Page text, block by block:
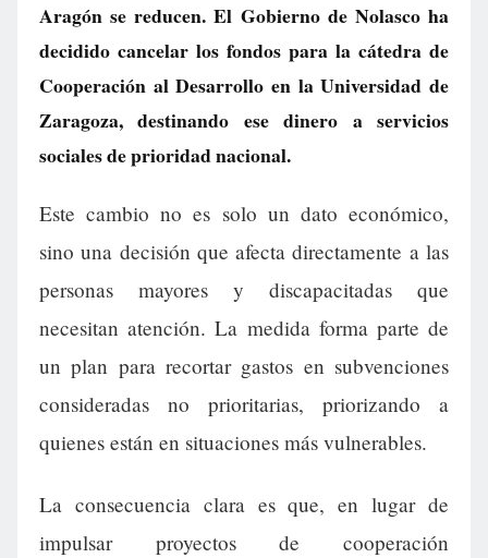
Aragón se reducen. El Gobierno de Nolasco ha
decidido cancelar los fondos para la cátedra de
Cooperación al Desarrollo en la Universidad de
Zaragoza, destinando ese dinero a servicios
sociales de prioridad nacional.
Este cambio no es solo un dato económico,
sino una decisión que afecta directamente a las
personas mayores y discapacitadas que
necesitan atención. La medida forma parte de
un plan para recortar gastos en subvenciones
consideradas no prioritarias, priorizando a
quienes están en situaciones más vulnerables.
La consecuencia clara es que, en lugar de
impulsar proyectos de cooperación